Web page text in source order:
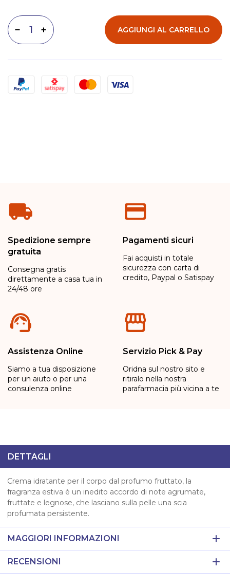
Aumenta quantità
Diminuisci quantità AGGIUNGI AL CARRELLO
Metodi di pagamento
Spedizione sempre
gratuita
Consegna gratis
direttamente a casa tua in
24/48 ore
Pagamenti sicuri
Fai acquisti in totale
sicurezza con carta di
credito, Paypal o Satispay
Assistenza Online
Siamo a tua disposizione
per un aiuto o per una
consulenza online
Servizio Pick & Pay
Oridna sul nostro sito e
ritiralo nella nostra
parafarmacia più vicina a te
DETTAGLI
Crema idratante per il corpo dal profumo fruttato, la
fragranza estiva è un inedito accordo di note agrumate,
fruttate e legnose, che lasciano sulla pelle una scia
profumata persistente.
MAGGIORI INFORMAZIONI
RECENSIONI